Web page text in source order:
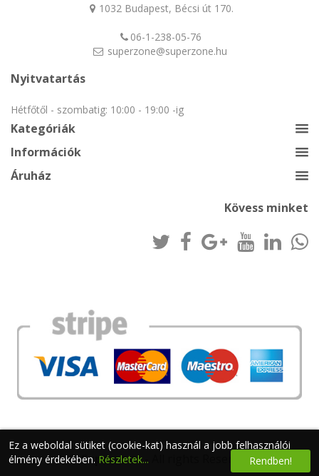
1032 Budapest, Bécsi út 170.
06-1-238-05-76
superzone@superzone.hu
Nyitvatartás
Hétfőtől - szombatig: 10:00 - 19:00 -ig
Kategóriák
Információk
Áruház
Kövess minket
©Superzone- All rights Reserved
Ez a weboldal sütiket (cookie-kat) használ a jobb felhasználói
élmény érdekében. Részletek... Rendben!